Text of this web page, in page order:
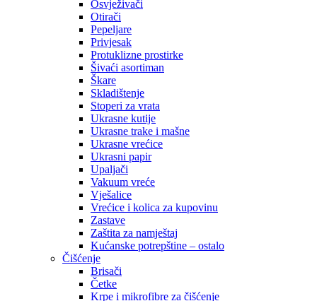
Osvježivači
Otirači
Pepeljare
Privjesak
Protuklizne prostirke
Šivaći asortiman
Škare
Skladištenje
Stoperi za vrata
Ukrasne kutije
Ukrasne trake i mašne
Ukrasne vrećice
Ukrasni papir
Upaljači
Vakuum vreće
Vješalice
Vrećice i kolica za kupovinu
Zastave
Zaštita za namještaj
Kućanske potrepštine – ostalo
Čišćenje
Brisači
Četke
Krpe i mikrofibre za čišćenje